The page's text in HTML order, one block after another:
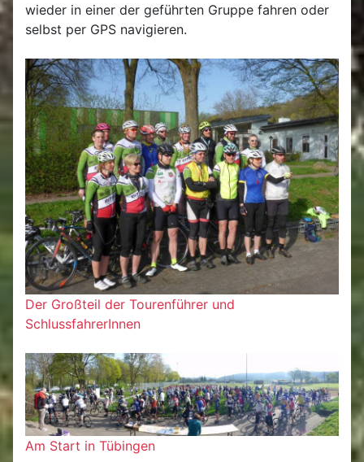
wieder in einer der geführten Gruppe fahren oder
selbst per GPS navigieren.
Der Großteil der Tourenführer und
SchlussfahrerInnen
Am Start in Tübingen